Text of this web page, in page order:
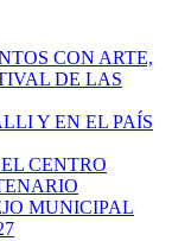
CON ARTE,
DE LAS
Y EN EL PAÍS
CENTRO
MUNICIPAL